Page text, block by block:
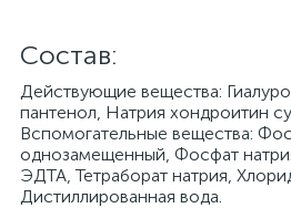
Cостав:
Действующие вещества:
пантенол, Натрия хондроитин
Вспомогательные вещества:
однозамещенный, Фосфат
ЭДТА, Тетраборат натрия,
Дистиллированная вода.